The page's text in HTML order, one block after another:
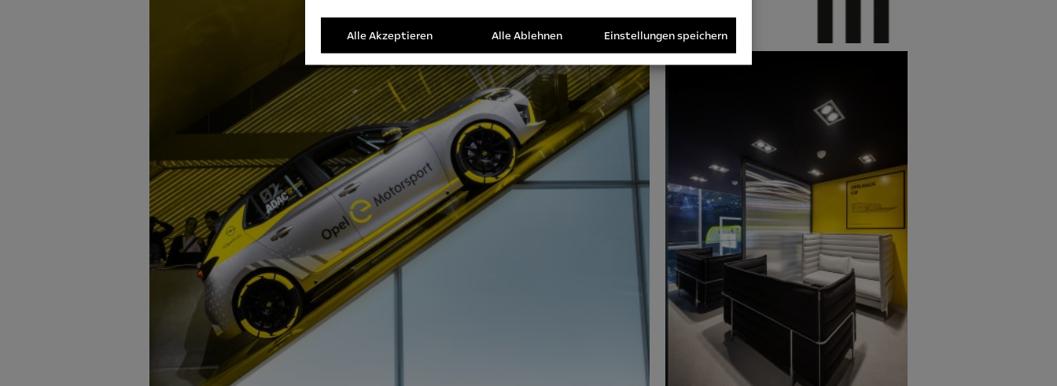
/Tracking-
Cookies
Alle Akzeptieren Alle Ablehnen Einstellungen speichern